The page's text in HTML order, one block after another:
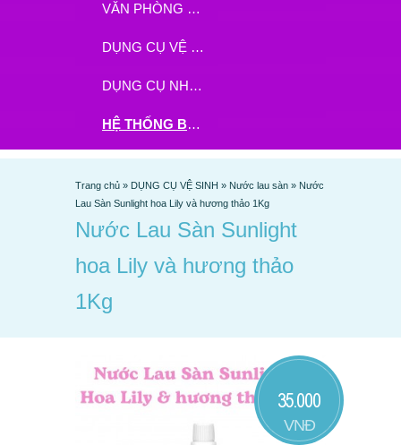
VĂN PHÒNG PHẨM
DỤNG CỤ VỆ SINH
DỤNG CỤ NHÀ BẾP
HỆ THỐNG BHX - TGDĐ ĐẶT HÀNG TẠI ĐÂY
Trang chủ » DỤNG CỤ VỆ SINH » Nước lau sàn » Nước
Lau Sàn Sunlight hoa Lily và hương thảo 1Kg
Nước Lau Sàn Sunlight
hoa Lily và hương thảo
1Kg
35.000
VNĐ